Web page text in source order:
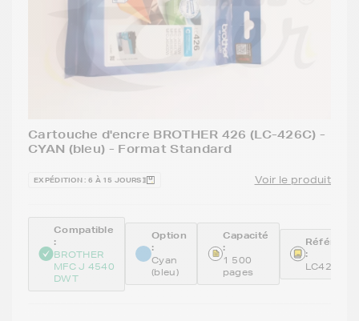
Cartouche d'encre BROTHER 426 (LC-426C) -
CYAN (bleu) - Format Standard
EXPÉDITION : 6 À 15 JOURS Voir le produit
Compatible
:
BROTHER
MFC J 4540
DWT
Option
:
Cyan
(bleu)
Capacité
:
1 500
pages
:
LC426C